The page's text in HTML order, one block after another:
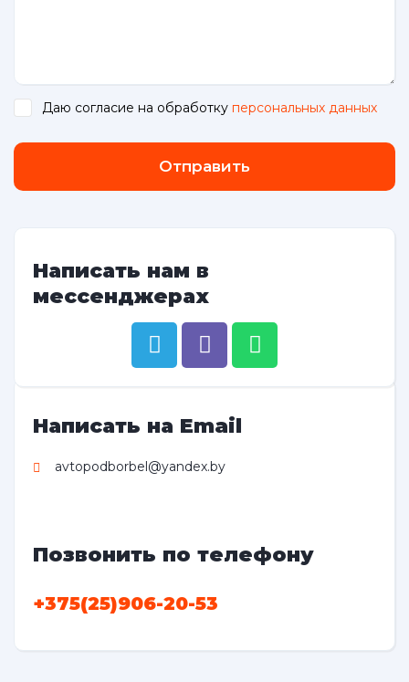
Даю согласие на обработку персональных данных
Отправить
Написать нам в
мессенджерах
Написать на Email
avtopodborbel@yandex.by
Позвонить по телефону
+375(25)906-20-53